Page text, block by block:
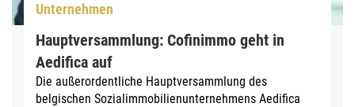
Unternehmen
Hauptversammlung: Cofinimmo geht in
Aedifica auf
Die außerordentliche Hauptversammlung des
belgischen Sozialimmobilienunternehmens Aedifica